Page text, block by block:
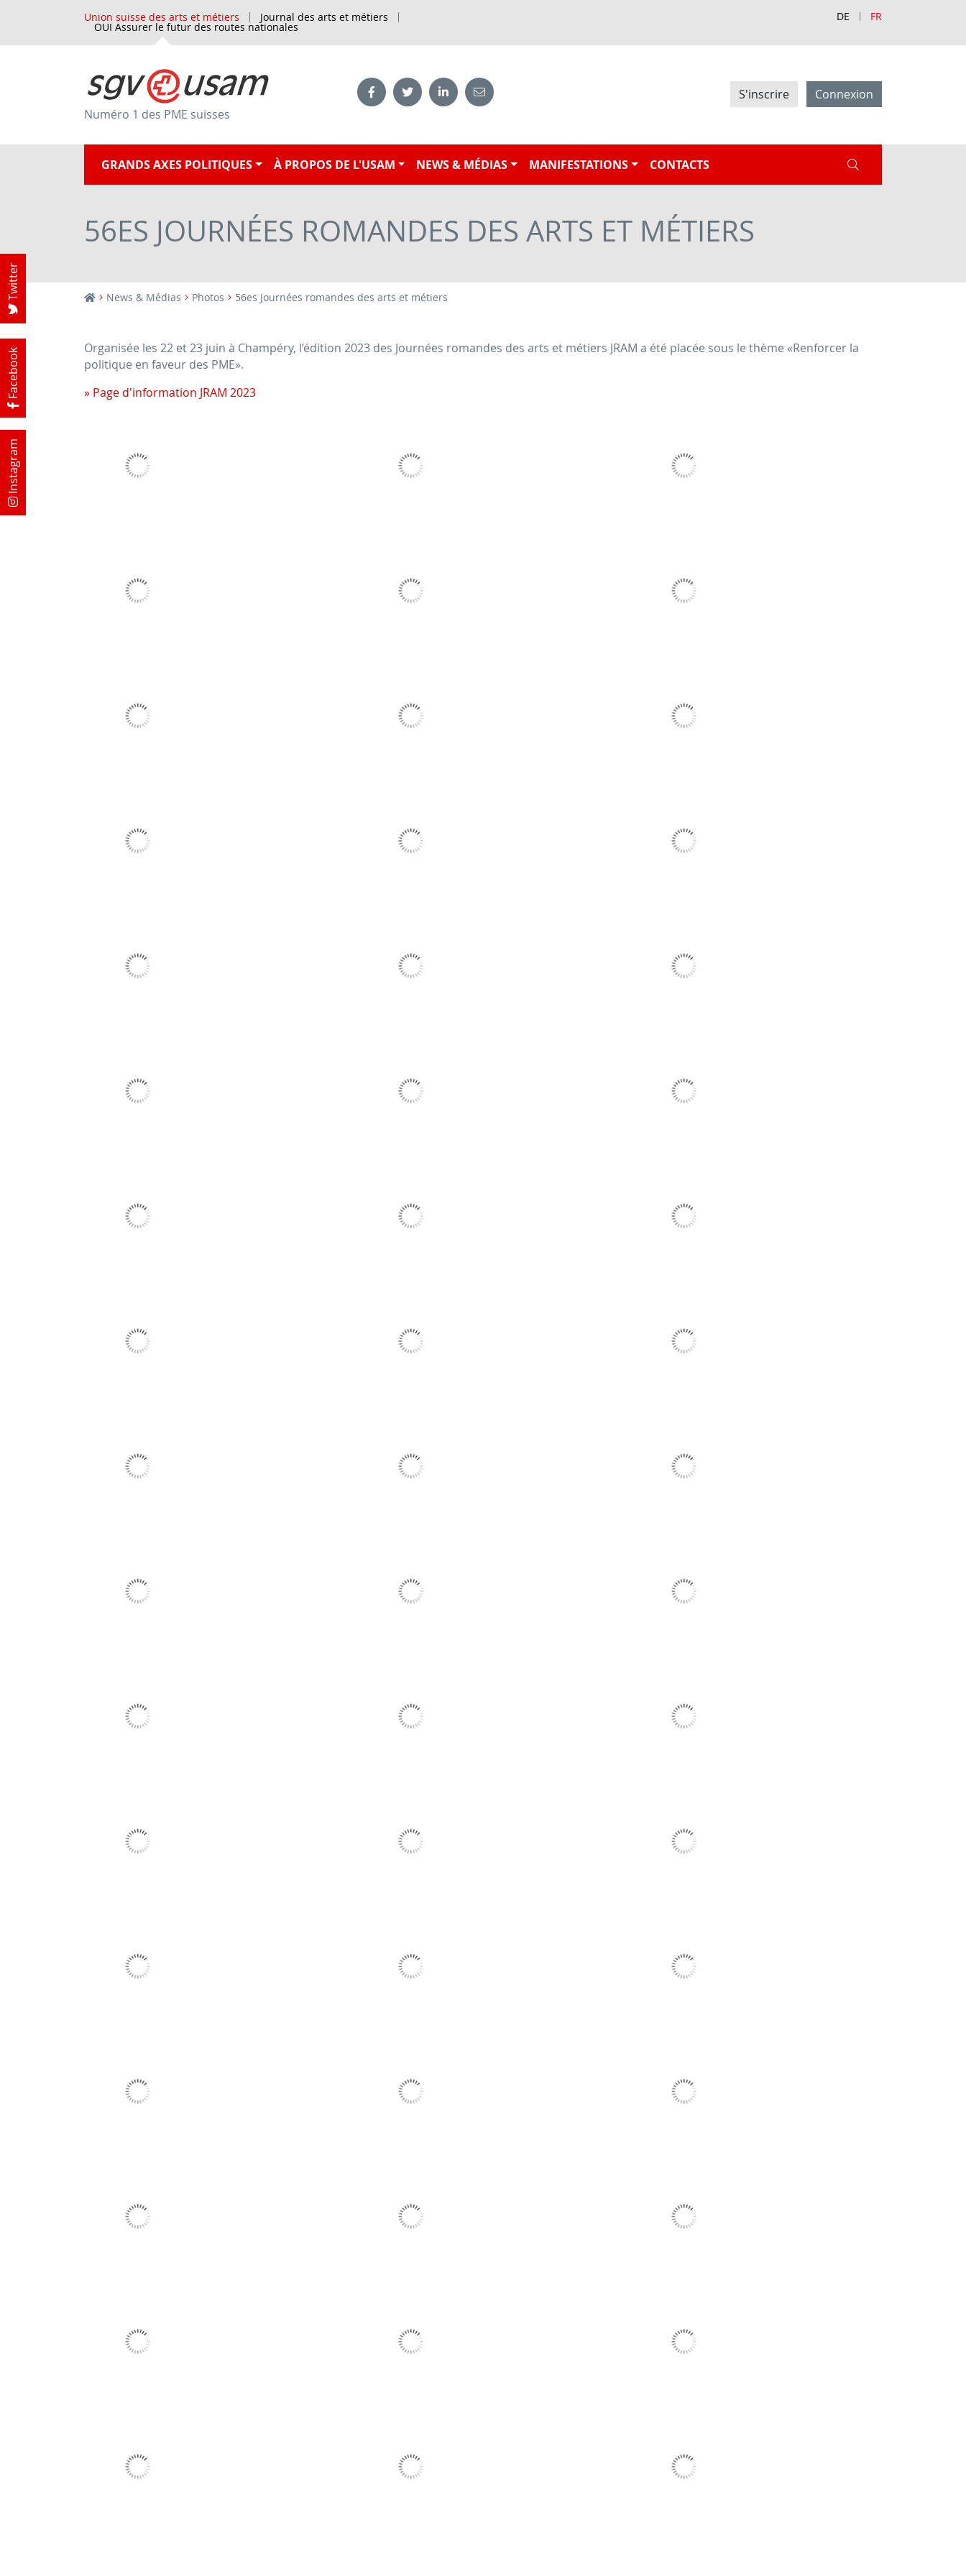
Twitter
Facebook
Instagram
Union suisse des arts et métiers Journal des arts et métiers
OUI Assurer le futur des routes nationales
DE FR
Numéro 1 des PME suisses
S'inscrire Connexion
GRANDS AXES POLITIQUES À PROPOS DE L'USAM NEWS & MÉDIAS MANIFESTATIONS CONTACTS
56ES JOURNÉES ROMANDES DES ARTS ET MÉTIERS
News & Médias Photos 56es Journées romandes des arts et métiers
Organisée les 22 et 23 juin à Champéry, l’édition 2023 des Journées romandes des arts et métiers JRAM a été placée sous le thème «Renforcer la
politique en faveur des PME».
» Page d'information JRAM 2023